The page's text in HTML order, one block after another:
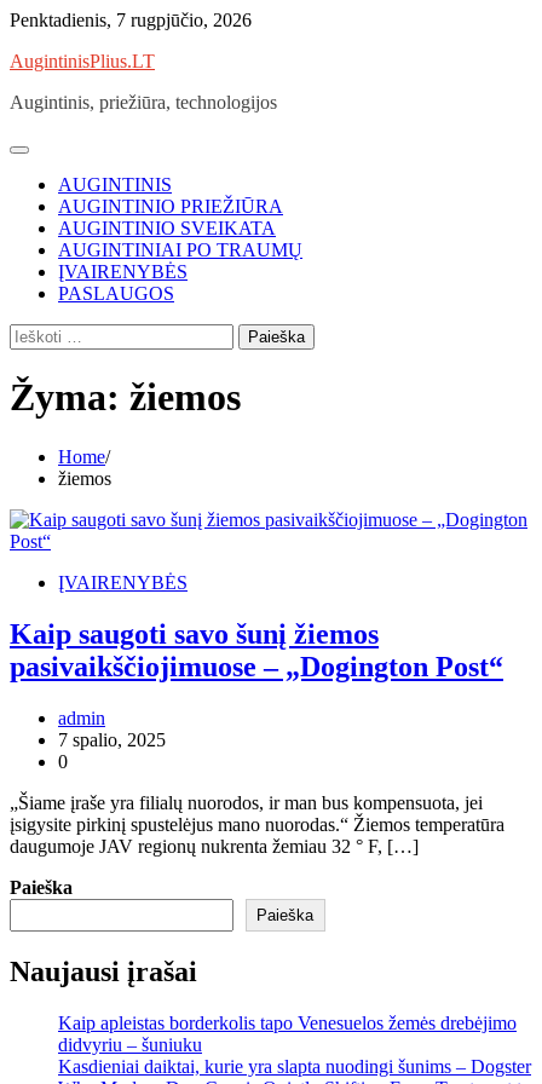
Skip
content
Penktadienis, 7 rugpjūčio, 2026
AugintinisPlius.LT
Augintinis, priežiūra, technologijos
AUGINTINIS
AUGINTINIO PRIEŽIŪRA
AUGINTINIO SVEIKATA
AUGINTINIAI PO TRAUMŲ
ĮVAIRENYBĖS
PASLAUGOS
Ieškoti:
Žyma: žiemos
Home
žiemos
ĮVAIRENYBĖS
Kaip saugoti savo šunį žiemos
pasivaikščiojimuose – „Dogington Post“
admin
7 spalio, 2025
0
„Šiame įraše yra filialų nuorodos, ir man bus kompensuota, jei
įsigysite pirkinį spustelėjus mano nuorodas.“ Žiemos temperatūra
daugumoje JAV regionų nukrenta žemiau 32 ° F, […]
Paieška
Paieška
Naujausi įrašai
Kaip apleistas borderkolis tapo Venesuelos žemės drebėjimo
didvyriu – šuniuku
Kasdieniai daiktai, kurie yra slapta nuodingi šunims – Dogster